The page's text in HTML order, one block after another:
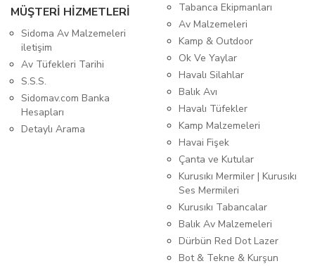
MÜŞTERİ HİZMETLERİ
Sidoma Av Malzemeleri
iletişim
Av Tüfekleri Tarihi
S.S.S.
Sidomav.com Banka
Hesapları
Detaylı Arama
Tabanca Ekipmanları
Av Malzemeleri
Kamp & Outdoor
Ok Ve Yaylar
Havalı Silahlar
Balık Avı
Havalı Tüfekler
Kamp Malzemeleri
Havai Fişek
Çanta ve Kutular
Kurusıkı Mermiler | Kurusıkı
Ses Mermileri
Kurusıkı Tabancalar
Balık Av Malzemeleri
Dürbün Red Dot Lazer
Bot & Tekne & Kurşun